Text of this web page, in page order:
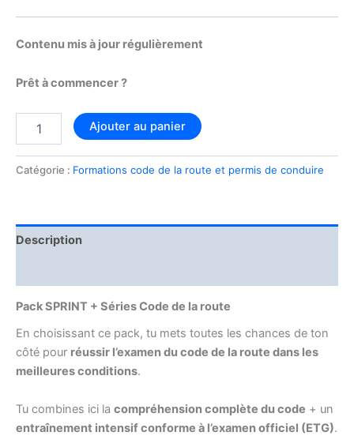
Contenu mis à jour régulièrement
Prêt à commencer ?
Code
Séries
Ajouter au panier
Catégorie : Formations code de la route et permis de conduire
Description
Pack SPRINT + Séries Code de la route
En choisissant ce pack, tu mets toutes les chances de ton
côté pour réussir l’examen du code de la route dans les
meilleures conditions.
Tu combines ici la compréhension complète du code + un
entraînement intensif conforme à l’examen officiel (ETG).